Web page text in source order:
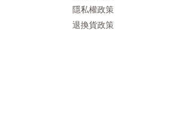
隱私權政策
退換貨政策